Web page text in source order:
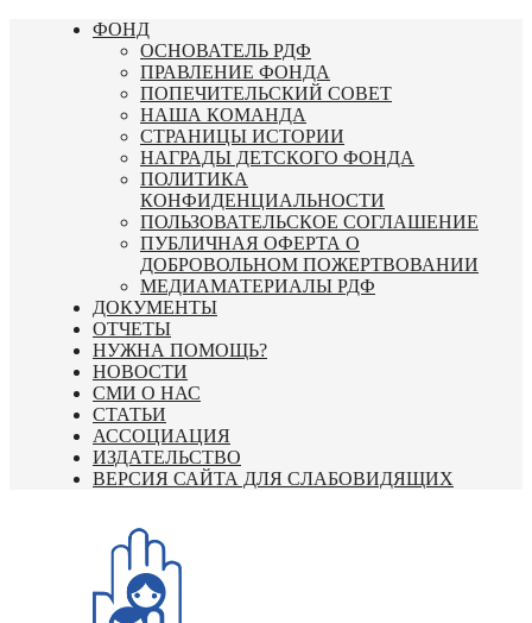
Перейти
ФОНД
ОСНОВАТЕЛЬ РДФ
ПРАВЛЕНИЕ ФОНДА
ПОПЕЧИТЕЛЬСКИЙ СОВЕТ
НАША КОМАНДА
СТРАНИЦЫ ИСТОРИИ
НАГРАДЫ ДЕТСКОГО ФОНДА
ПОЛИТИКА
КОНФИДЕНЦИАЛЬНОСТИ
ПОЛЬЗОВАТЕЛЬСКОЕ СОГЛАШЕНИЕ
ПУБЛИЧНАЯ ОФЕРТА О
ДОБРОВОЛЬНОМ ПОЖЕРТВОВАНИИ
МЕДИАМАТЕРИАЛЫ РДФ
ДОКУМЕНТЫ
ОТЧЕТЫ
НУЖНА ПОМОЩЬ?
НОВОСТИ
СМИ О НАС
СТАТЬИ
АССОЦИАЦИЯ
ИЗДАТЕЛЬСТВО
ВЕРСИЯ САЙТА ДЛЯ СЛАБОВИДЯЩИХ